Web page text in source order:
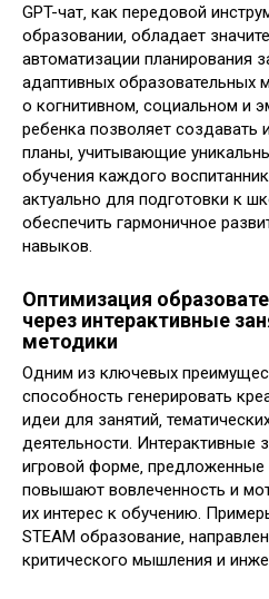
GPT-чат‚ как передовой
образовании‚ обладает
автоматизации планирования
адаптивных образовательных
о когнитивном‚ социальном и
ребенка позволяет создавать
планы‚ учитывающие
обучения каждого
актуально для подготовки к
обеспечить гармоничное
навыков.
Оптимизация
через интерактивные
методики
Одним из ключевых
способность генерировать
идеи для занятий‚
деятельности. Интерактивные
игровой форме‚ предложенные
повышают вовлеченность и
их интерес к обучению.
STEAM образование‚
критического мышления и